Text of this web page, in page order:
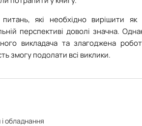
питань, які необхідно вирішити як
перспективі доволі значна.
викладача та злагоджена
змогу подолати всі виклики.
обладнання